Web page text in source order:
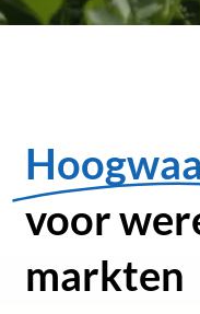
voor
markten